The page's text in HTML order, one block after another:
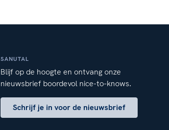
SANUTAL
Blijf op de hoogte en ontvang onze
nieuwsbrief boordevol nice-to-knows.
Schrijf je in voor de nieuwsbrief